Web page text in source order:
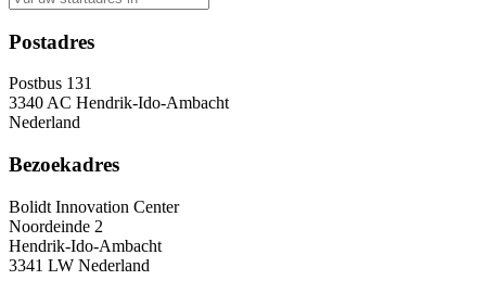
Postadres
Postbus 131
3340 AC Hendrik-Ido-Ambacht
Nederland
Bezoekadres
Bolidt Innovation Center
Noordeinde 2
Hendrik-Ido-Ambacht
3341 LW Nederland